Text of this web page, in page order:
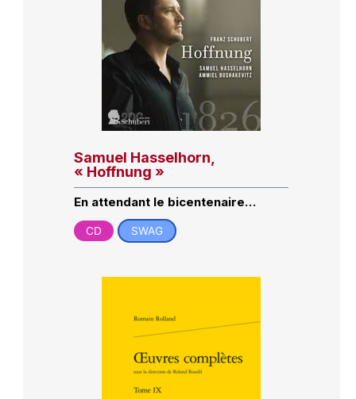
Samuel Hasselhorn,
« Hoffnung »
En attendant le bicentenaire…
CD SWAG